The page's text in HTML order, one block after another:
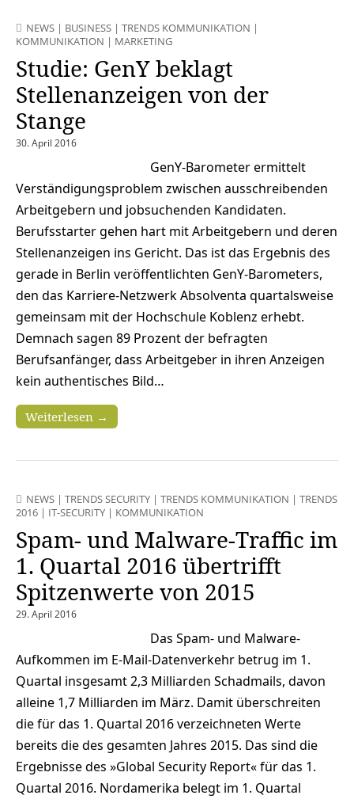
NEWS | BUSINESS | TRENDS KOMMUNIKATION |
KOMMUNIKATION | MARKETING
Studie: GenY beklagt
Stellenanzeigen von der
Stange
30. April 2016
GenY-Barometer ermittelt
Verständigungsproblem zwischen ausschreibenden
Arbeitgebern und jobsuchenden Kandidaten.
Berufsstarter gehen hart mit Arbeitgebern und deren
Stellenanzeigen ins Gericht. Das ist das Ergebnis des
gerade in Berlin veröffentlichten GenY-Barometers,
den das Karriere-Netzwerk Absolventa quartalsweise
gemeinsam mit der Hochschule Koblenz erhebt.
Demnach sagen 89 Prozent der befragten
Berufsanfänger, dass Arbeitgeber in ihren Anzeigen
kein authentisches Bild…
Weiterlesen →
NEWS | TRENDS SECURITY | TRENDS KOMMUNIKATION | TRENDS
2016 | IT-SECURITY | KOMMUNIKATION
Spam- und Malware-Traffic im
1. Quartal 2016 übertrifft
Spitzenwerte von 2015
29. April 2016
Das Spam- und Malware-
Aufkommen im E-Mail-Datenverkehr betrug im 1.
Quartal insgesamt 2,3 Milliarden Schadmails, davon
alleine 1,7 Milliarden im März. Damit überschreiten
die für das 1. Quartal 2016 verzeichneten Werte
bereits die des gesamten Jahres 2015. Das sind die
Ergebnisse des »Global Security Report« für das 1.
Quartal 2016. Nordamerika belegt im 1. Quartal